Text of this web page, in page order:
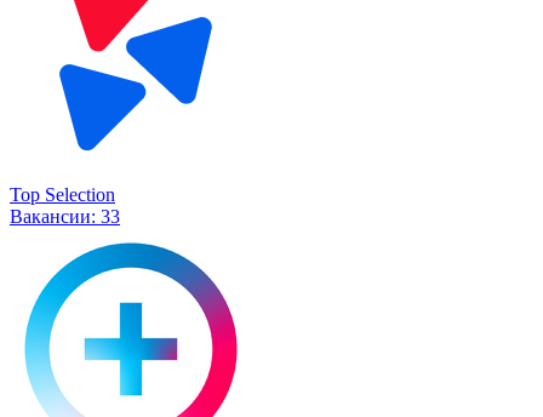
Top Selection
Вакансии: 33